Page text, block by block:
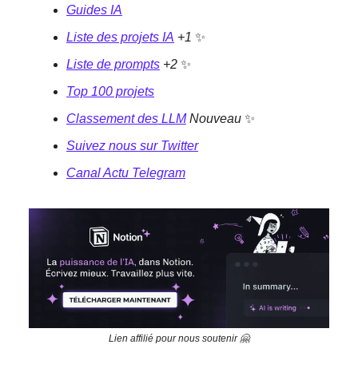
Guides IA
Liste des projets IA +1 ✨
Liste de prompts +2 ✨
Top 100 projets
Classement des LLM Nouveau ✨
Suivez nous sur Twitter
CanalActu Telegram
Lien affilié pour nous soutenir 🤗